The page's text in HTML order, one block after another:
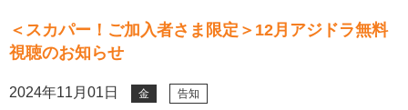
＜スカパー！ご加入者さま限定＞12月アジドラ無料
視聴のお知らせ
2024年11月01日 金 告知